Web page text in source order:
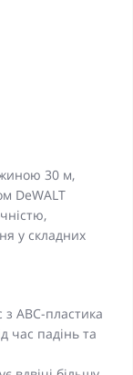
30 м,
DeWALT
у складних
з АВС-пластика
час падінь та